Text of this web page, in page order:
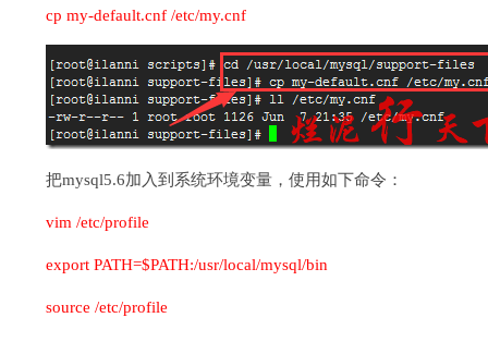
cp my-default.cnf /etc/my.cnf
把mysql5.6加入到系统环境变量，使用如下命令：
vim /etc/profile
export PATH=$PATH:/usr/local/mysql/bin
source /etc/profile